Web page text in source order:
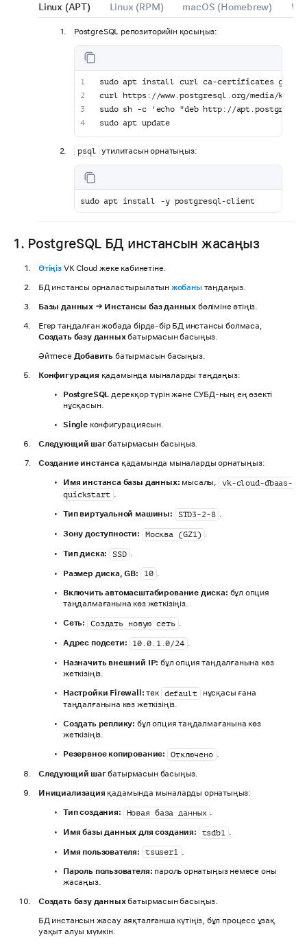
Linux (APT) Linux (RPM) macOS (Homebrew)
PostgreSQL репозиторийін қосыңыз:
sudo apt install curl ca-certificates gnupg
curl https://www.postgresql.org/media/
sudo sh -c 'echo "deb http://
sudo apt update
psql утилитасын орнатыңыз:
sudo apt install -y postgresql-client
1. PostgreSQL БД инстансын жасаңыз
ӨтіңізVK Cloud жеке кабинетіне.
БД инстансы орналастырылатын жобаны таңдаңыз.
Базы данных → Инстансы баз данных бөліміне өтіңіз.
Егер таңдалған жобада бірде-бір БД инстансы болмаса,
Создать базу данныхбатырмасын басыңыз.
Әйтпесе Добавить батырмасын басыңыз.
Конфигурация қадамында мыналарды таңдаңыз:
PostgreSQL дерекқор түрін және СУБД-ның ең өзекті
нұсқасын.
Singleконфигурациясын.
Следующий шагбатырмасын басыңыз.
Создание инстансақадамында мыналарды орнатыңыз:
Имя инстанса базы данных: мысалы,
vk-cloud-dbaas-
quickstart .
Тип виртуальной машины: STD3-2-8 .
Зону доступности: Москва (GZ1) .
Тип диска: SSD
Размер диска, GB: 10
Включить автомасштабирование диска: бұл опция
таңдалмағанына көз жеткізіңіз.
Сеть:
Создать новую сеть .
Адрес подсети: 10.0.1.0/24 .
Назначить внешний IP: бұл опция таңдалғанына көз
жеткізіңіз.
Настройки Firewall: тек default
нұсқасы ғана
таңдалғанына көз жеткізіңіз.
Создать реплику: бұл опция таңдалмағанына көз
жеткізіңіз.
Резервное копирование:
Отключено .
Следующий шагбатырмасын басыңыз.
Инициализация қадамында мыналарды орнатыңыз:
Тип создания:
Новая база данных .
Имя базы данных для создания: tsdb1
Имя пользователя: tsuser1
Пароль пользователя: пароль орнатыңыз немесе оны
жасаңыз.
Создать базу данныхбатырмасын басыңыз.
БД инстансын жасау аяқталғанша күтіңіз, бұл процесс ұзақ
уақыт алуы мүмкін.